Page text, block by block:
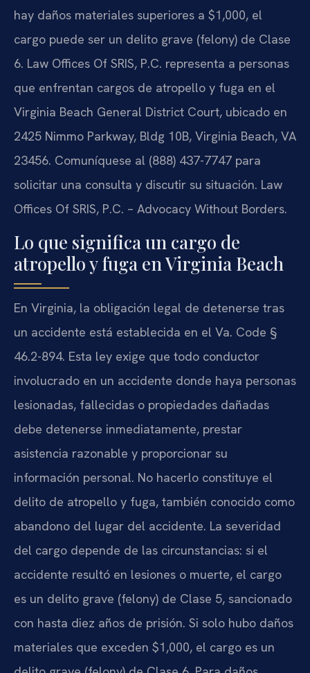
hay daños materiales superiores a $1,000, el
cargo puede ser un delito grave (felony) de Clase
6. Law Offices Of SRIS, P.C. representa a personas
que enfrentan cargos de atropello y fuga en el
Virginia Beach General District Court, ubicado en
2425 Nimmo Parkway, Bldg 10B, Virginia Beach, VA
23456. Comuníquese al (888) 437-7747 para
solicitar una consulta y discutir su situación. Law
Offices Of SRIS, P.C. – Advocacy Without Borders.
Lo que significa un cargo de
atropello y fuga en Virginia Beach
En Virginia, la obligación legal de detenerse tras
un accidente está establecida en el Va. Code §
46.2-894. Esta ley exige que todo conductor
involucrado en un accidente donde haya personas
lesionadas, fallecidas o propiedades dañadas
debe detenerse inmediatamente, prestar
asistencia razonable y proporcionar su
información personal. No hacerlo constituye el
delito de atropello y fuga, también conocido como
abandono del lugar del accidente. La severidad
del cargo depende de las circunstancias: si el
accidente resultó en lesiones o muerte, el cargo
es un delito grave (felony) de Clase 5, sancionado
con hasta diez años de prisión. Si solo hubo daños
materiales que exceden $1,000, el cargo es un